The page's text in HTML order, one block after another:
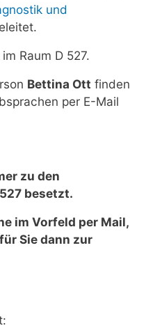
und
Raum D 527.
Bettina Ott finden
per E-Mail
zu den
besetzt.
im Vorfeld per Mail,
Sie dann zur